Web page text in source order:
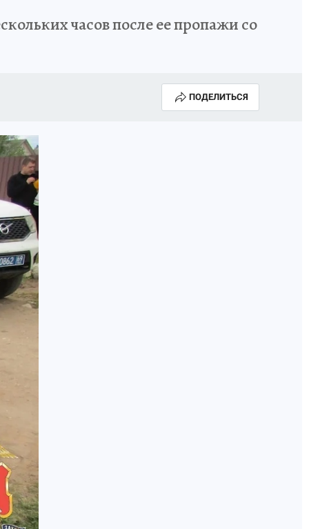
часов после ее пропажи со
ПОДЕЛИТЬСЯ